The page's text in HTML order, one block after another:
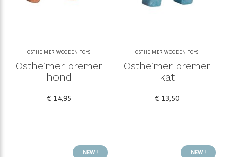
OSTHEIMER WOODEN TOYS
Ostheimer bremer
hond
€ 14,95
OSTHEIMER WOODEN TOYS
Ostheimer bremer
kat
€ 13,50
NEW ! NEW !